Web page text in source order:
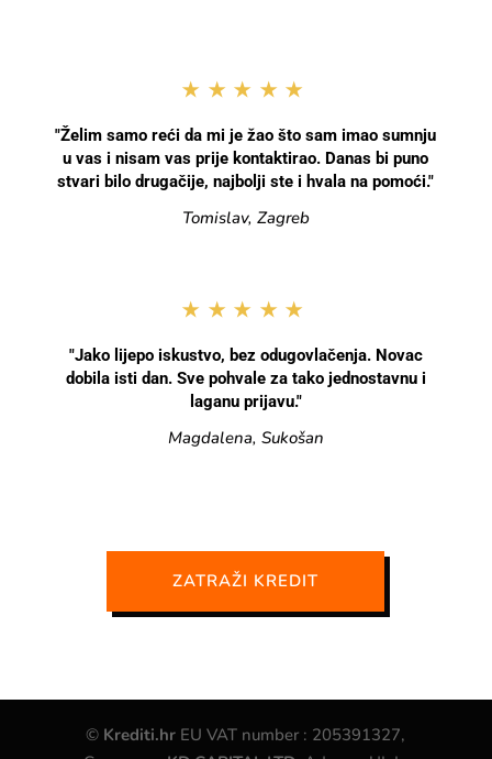
★★★★★
"Želim samo reći da mi je žao što sam imao sumnju
u vas i nisam vas prije kontaktirao. Danas bi puno
stvari bilo drugačije, najbolji ste i hvala na pomoći."
Tomislav, Zagreb
★★★★★
"Jako lijepo iskustvo, bez odugovlačenja. Novac
dobila isti dan. Sve pohvale za tako jednostavnu i
laganu prijavu."
Magdalena, Sukošan
ZATRAŽI KREDIT
© Krediti.hr EU VAT number : 205391327,